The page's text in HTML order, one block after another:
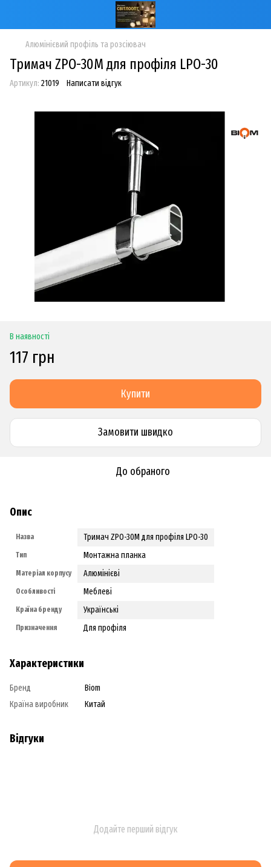
Алюмінієвий профіль та розсіювач
Тримач ZPO-30M для профіля LPO-30
Артикул: 21019 Написати відгук
В наявності
117 грн
Купити
Замовити швидко
До обраного
Опис
Назва Тримач ZPO-30M для профіля LPO-30
Тип Монтажна планка
Матеріал корпусу Алюмінієві
Особливості Меблеві
Країна бренду Українські
Призначення Для профіля
Характеристики
Бренд
Biom
Країна виробник
Китай
Відгуки
Додайте перший відгук